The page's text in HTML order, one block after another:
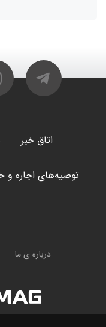
اتاق خبر
توصیه‌های اجاره و
درباره ی ما